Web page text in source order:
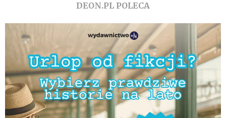
DEON.PL POLECA